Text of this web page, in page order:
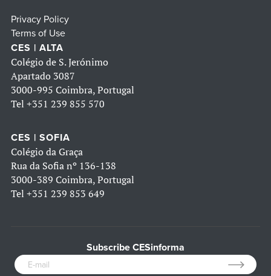
Privacy Policy
Terms of Use
CES | ALTA
Colégio de S. Jerónimo
Apartado 3087
3000-995 Coimbra, Portugal
Tel +351 239 855 570
CES | SOFIA
Colégio da Graça
Rua da Sofia nº 136-138
3000-389 Coimbra, Portugal
Tel +351 239 853 649
Subscribe CESinforma